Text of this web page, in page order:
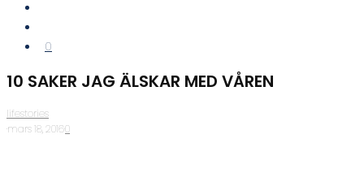
0
10 SAKER JAG ÄLSKAR MED VÅREN
lifestories
·mars 18, 2016·0